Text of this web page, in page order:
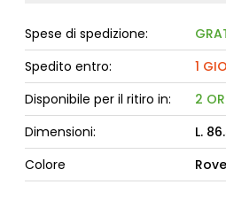
Spese di spedizione:
Spedito entro:
1
Disponibile per il ritiro in:
2
Dimensioni:
L.
Colore